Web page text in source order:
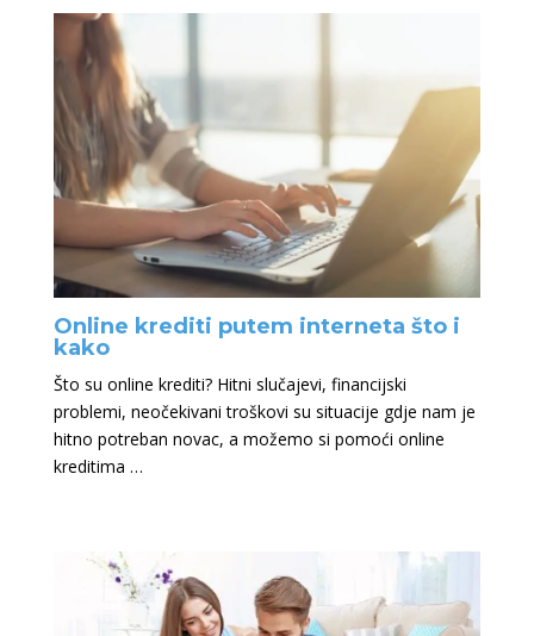
Online krediti putem interneta što i
kako
Što su online krediti? Hitni slučajevi, financijski
problemi, neočekivani troškovi su situacije gdje nam je
hitno potreban novac, a možemo si pomoći online
kreditima …